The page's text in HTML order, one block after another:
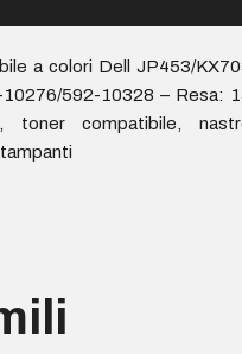
a colori Dell JP453/
592-10328 – Resa:
toner compatibile,